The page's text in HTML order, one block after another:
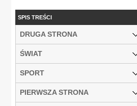
SPIS TREŚCI
DRUGA STRONA
ŚWIAT
SPORT
PIERWSZA STRONA